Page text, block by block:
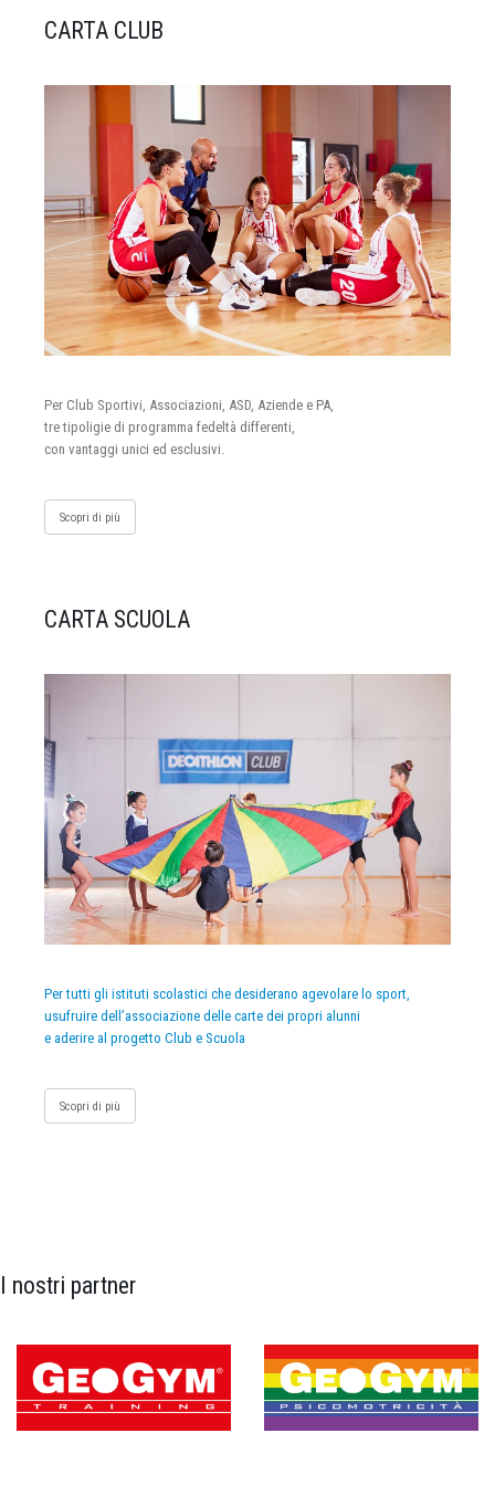
CARTA CLUB
Per Club Sportivi, Associazioni, ASD, Aziende e PA,
tre tipoligie di programma fedeltà differenti,
con vantaggi unici ed esclusivi.
Scopri di più
CARTA SCUOLA
Per tutti gli istituti scolastici che desiderano agevolare lo sport,
usufruire dell’associazione delle carte dei propri alunni
e aderire al progetto Club e Scuola
Scopri di più
I nostri partner